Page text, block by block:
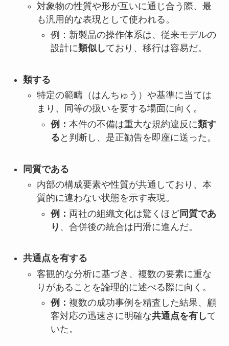
対象物の性質や形が互いに通じ合う際、最
も汎用的な表現として使われる。
例：新製品の操作体系は、従来モデルの
設計に類似しており、移行は容易だ。
類する
特定の範疇（はんちゅう）や基準に当ては
まり、同等の扱いを要する場面に向く。
例： 本件の不備は重大な規約違反に類す
る と判断し、是正勧告を即座に送った。
同質である
内部の構成要素や性質が共通しており、本
質的に違わない状態を示す表現。
例： 両社の組織文化は驚くほど同質であ
り 、合併後の統合は円滑に進んだ。
共通点を有する
客観的な分析に基づき、複数の要素に重な
りがあることを論理的に述べる際に向く。
例： 複数の成功事例を精査した結果、顧
客対応の迅速さに明確な共通点を有して
いた。